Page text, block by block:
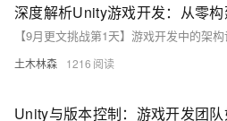
土木林森 1216